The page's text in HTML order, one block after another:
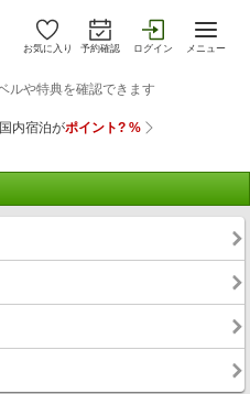
お気に入り 予約確認 ログイン メニュー